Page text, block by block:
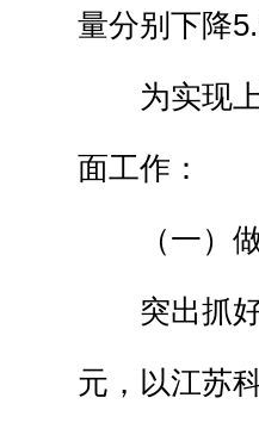
量分别下降
为实现上
面工作：
（一）做
突出抓好
元，以江苏